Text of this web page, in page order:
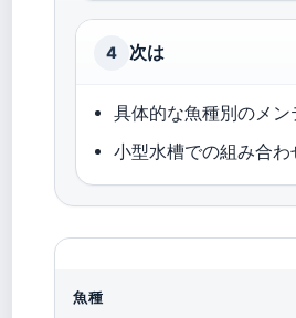
4 次は
具体的な魚種別のメ
小型水槽での組み合
魚種